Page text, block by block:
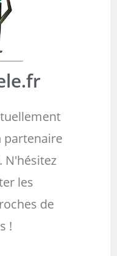
partenaire
N'hésitez
les
de
!